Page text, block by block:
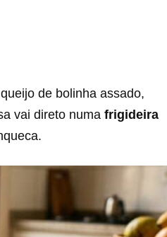
de bolinha assado,
vai direto numa frigideira